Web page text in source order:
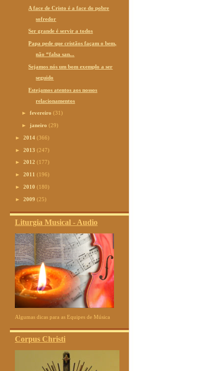
A face de Cristo é a face do pobre
sofredor
Ser grande é servir a todos
Papa pede que cristãos façam o bem,
não “falsa san...
Sejamos nós um bom exemplo a ser
seguido
Estejamos atentos aos nossos
relacionamentos
►fevereiro(31)
► janeiro(29)
► 2014 (366)
► 2013 (247)
► 2012 (177)
► 2011 (196)
► 2010 (180)
► 2009 (25)
Liturgia Musical - Audio
Algumas dicas para as Equipes de Música
Corpus Christi